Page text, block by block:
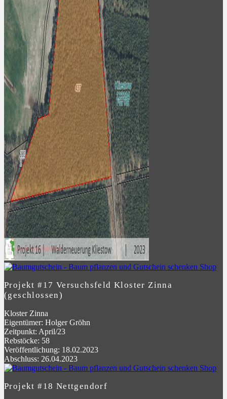
Projekt #17 Versuchsfeld Kloster Zinna
(geschlossen)
Kloster Zinna
Eigentümer: Holger Gröhn
Zeitpunkt: April/23
Rebstöcke: 58
Veröffentlichung: 18.02.2023
Abschluss: 26.04.2023
Projekt #18 Nettgendorf